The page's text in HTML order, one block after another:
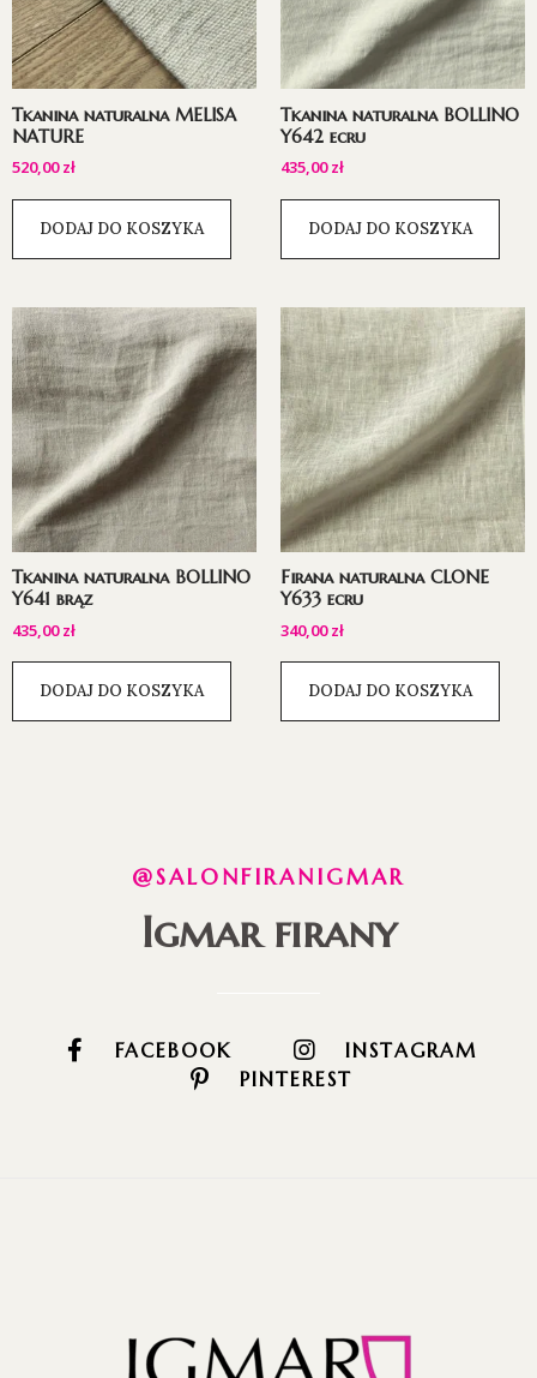
Tkanina naturalna MELISA
NATURE
520,00zł
DODAJ DO KOSZYKA
Tkanina naturalna BOLLINO
Y642 ecru
435,00zł
DODAJ DO KOSZYKA
Tkanina naturalna BOLLINO
Y641 brąz
435,00zł
DODAJ DO KOSZYKA
Firana naturalna CLONE
Y633 ecru
340,00zł
DODAJ DO KOSZYKA
@SALONFIRANIGMAR
Igmar firany
FACEBOOK
INSTAGRAM
PINTEREST